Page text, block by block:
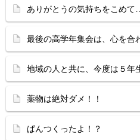
ありがとうの気持ちをこめて
最後の高学年集会は、心を合
地域の人と共に、今度は５年
薬物は絶対ダメ！！
ぱんつくったよ！？